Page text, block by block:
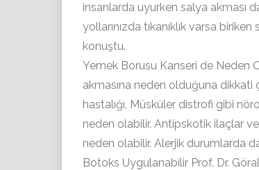
insanlarda uyurken salya akması
yollarınızda tıkanıklık varsa
konuştu.
Yemek Borusu Kanseri de Neden
akmasına neden olduğuna dikkati
hastalığı, Müsküler distrofi gibi
neden olabilir. Antipskotik ilaçlar
neden olabilir. Alerjik durumlarda
Botoks Uygulanabilir Prof. Dr.